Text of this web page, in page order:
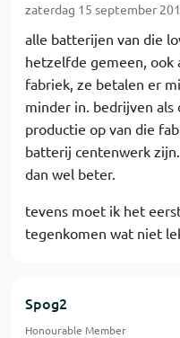
zaterdag 15 september
alle batterijen van die
hetzelfde gemeen, ook
fabriek, ze betalen er
minder in. bedrijven als
productie op van die
batterij centenwerk
dan wel beter.
tevens moet ik het
tegenkomen wat niet
Spog2
Honourable Member